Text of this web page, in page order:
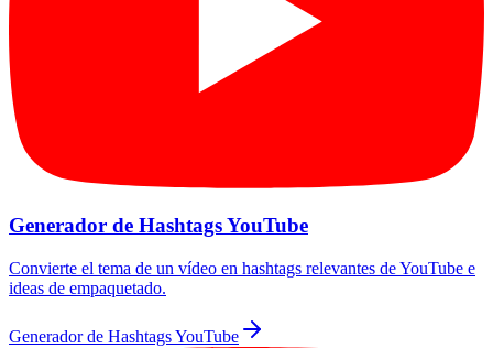
Generador de Hashtags YouTube
Convierte el tema de un vídeo en hashtags relevantes de YouTube e
ideas de empaquetado.
Generador de Hashtags YouTube